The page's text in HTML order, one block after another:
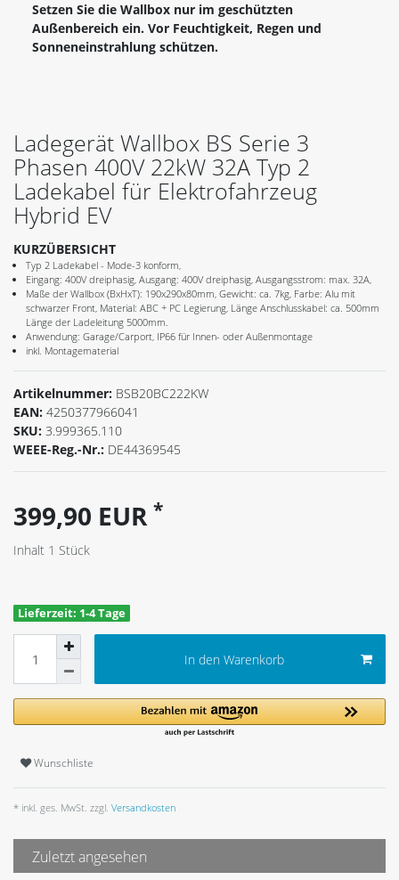
Setzen Sie die Wallbox nur im geschützten
Außenbereich ein. Vor Feuchtigkeit, Regen und
Sonneneinstrahlung schützen.
Ladegerät Wallbox BS Serie 3
Phasen 400V 22kW 32A Typ 2
Ladekabel für Elektrofahrzeug
Hybrid EV
KURZÜBERSICHT
Typ 2 Ladekabel - Mode-3 konform,
Eingang: 400V dreiphasig, Ausgang: 400V dreiphasig, Ausgangsstrom: max. 32A,
Maße der Wallbox (BxHxT): 190x290x80mm, Gewicht: ca. 7kg, Farbe: Alu mit
schwarzer Front, Material: ABC + PC Legierung, Länge Anschlusskabel: ca. 500mm
Länge der Ladeleitung 5000mm.
Anwendung: Garage/Carport, IP66 für Innen- oder Außenmontage
inkl. Montagematerial
Artikelnummer: BSB20BC222KW
EAN: 4250377966041
SKU: 3.999365.110
WEEE-Reg.-Nr.: DE44369545
399,90 EUR *
Inhalt 1 Stück
Lieferzeit: 1-4 Tage
In den Warenkorb
Wunschliste
* inkl. ges. MwSt. zzgl. Versandkosten
Zuletzt angesehen